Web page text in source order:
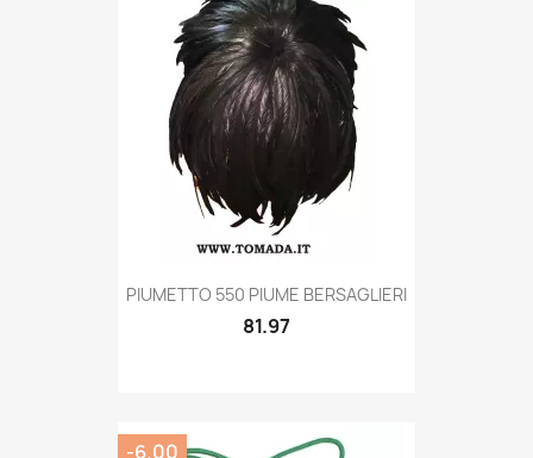
Quick view
PIUMETTO 550 PIUME BERSAGLIERI
81.97
-6.00